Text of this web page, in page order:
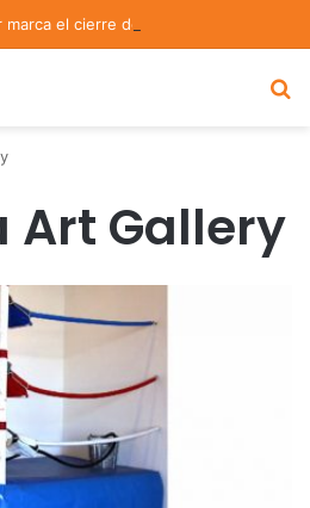
Art Gallery